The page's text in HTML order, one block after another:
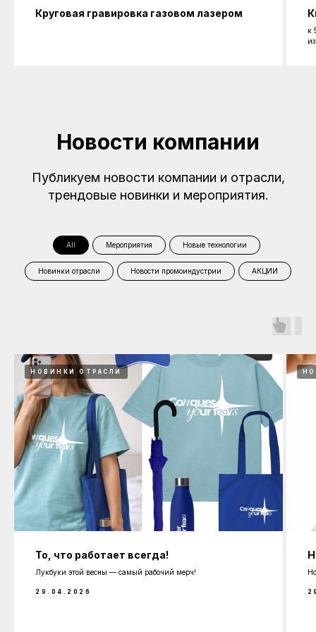
Круговая гравировка газовом лазером
к
Новости компании
Публикуем новости компании и отрасли,
трендовые новинки и мероприятия.
All Мероприятия Новые технологии
Новинки отрасли Новости промоиндустрии АКЦИИ
НОВИНКИ ОТРАСЛИ
То, что работает всегда!
Лукбуки этой весны — самый рабочий мерч!
29.04.2026